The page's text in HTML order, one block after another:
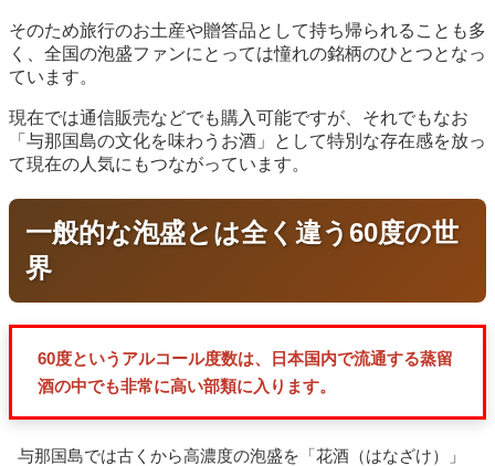
そのため旅行のお土産や贈答品として持ち帰られることも多
く、全国の泡盛ファンにとっては憧れの銘柄のひとつとなっ
ています。
現在では通信販売などでも購入可能ですが、それでもなお
「与那国島の文化を味わうお酒」として特別な存在感を放っ
て現在の人気にもつながっています。
一般的な泡盛とは全く違う60度の世
界
60度というアルコール度数は、日本国内で流通する蒸留
酒の中でも非常に高い部類に入ります。
与那国島では古くから高濃度の泡盛を「花酒（はなざけ）」